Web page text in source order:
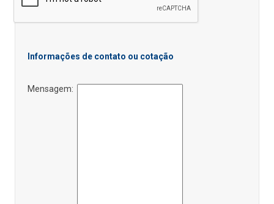
Informações de contato ou cotação
Mensagem: